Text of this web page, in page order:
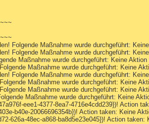
Folgende Maßnahme wurde durchgeführt:
Folgende Maßnahme wurde durchgeführt:
Maßnahme wurde durchgeführt: Keine Aktion
Maßnahme wurde durchgeführt: Keine
Folgende Maßnahme wurde durchgeführt:
Maßnahme wurde durchgeführt: Keine
Maßnahme wurde durchgeführt: Keine
Maßnahme wurde durchgeführt: Keine
eee1-4377-8ea7-4716e4cdd239})! Action
b40e-20066696354b})! Action taken: Keine
626a-48ec-a868-ba8d5e23e045})! Action taken: